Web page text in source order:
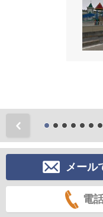
メール
電